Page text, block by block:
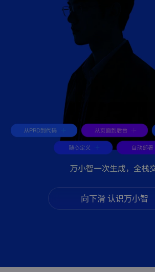
向下滑 认识万小智